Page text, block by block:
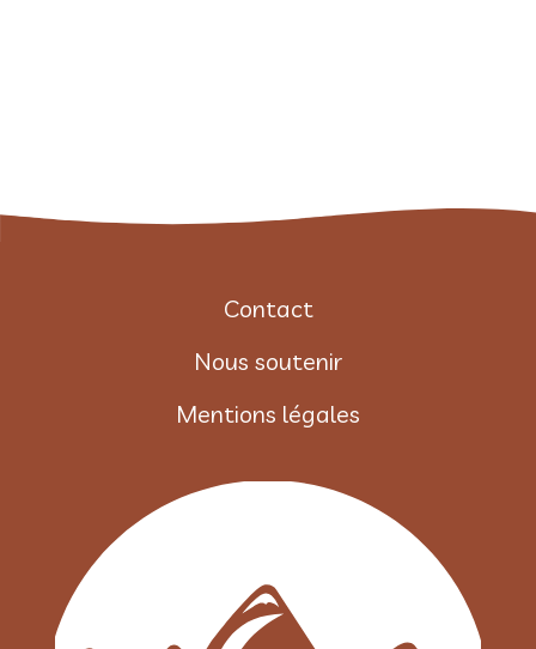
Contact
Nous soutenir
Mentions légales